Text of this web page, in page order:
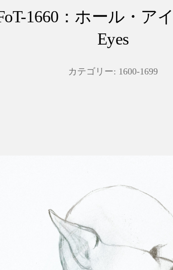
1660：ホール・ア
Eyes
カテゴリー: 1600-1699